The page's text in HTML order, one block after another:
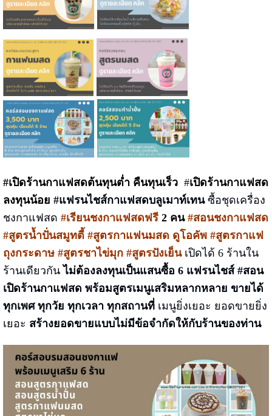
#เปิดร้านกาแฟสดต้นทุนต่ำ คืนทุนเร็ว #เปิดร้านกาแฟสด
ลงทุนน้อย #แฟรนไชส์กาแฟสดบลูเมาท์เทน ซื้อชุดเครื่อง
ชงกาแฟสด #เรียนชงกาแฟสดฟรี2 คน #สอนชงกาแฟสด
#สูตรน้ำปั่นสมูทตี้ #สูตรกาแฟนมสด ดูโอคัพ #สูตรกาแฟ
ถุงกระดาษ #สูตรชาไข่มุก #สูตรปังเย็นเปิดได้ 6 ร้านใน
ร้านเดียวกันไม่ต้องลงทุนเป็นแสนซื้อ 6 แฟรนไชส์ #สอน
เปิดร้านกาแฟสด พร้อมสูตรเมนูเสริมหลากหลาย ขายได้
ทุกเพศ ทุกวัย ทุกเวลา ทุกสถานที่เมนูยิ่งเยอะ ยอดขายยิ่ง
เยอะ สร้างยอดขายแบบไม่มีข้อจำกัดให้กับร้านของท่าน